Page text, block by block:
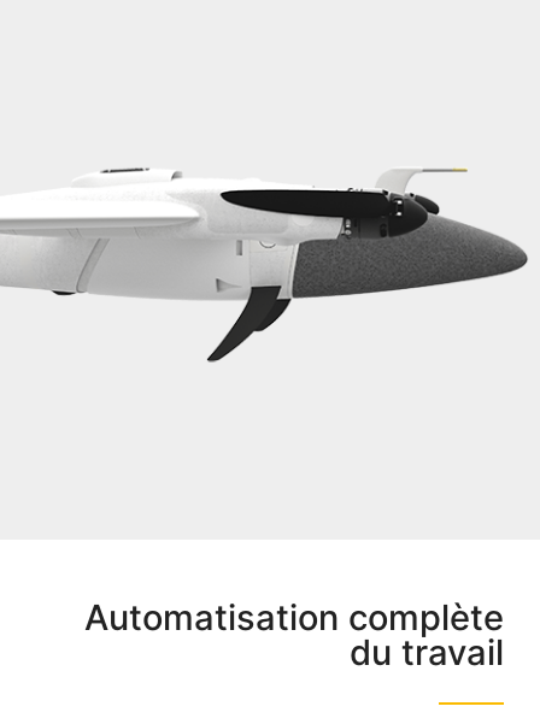
Automatisation complète
du travail